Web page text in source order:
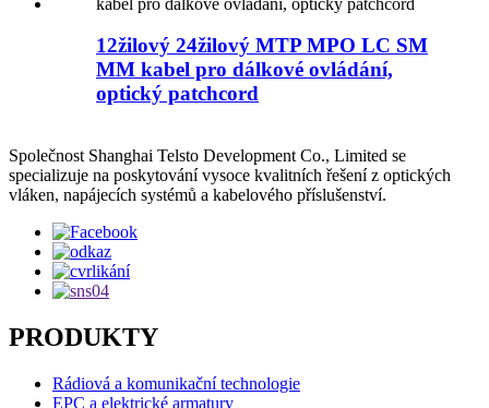
12žilový 24žilový MTP MPO LC SM
MM kabel pro dálkové ovládání,
optický patchcord
Společnost Shanghai Telsto Development Co., Limited se
specializuje na poskytování vysoce kvalitních řešení z optických
vláken, napájecích systémů a kabelového příslušenství.
PRODUKTY
Rádiová a komunikační technologie
EPC a elektrické armatury